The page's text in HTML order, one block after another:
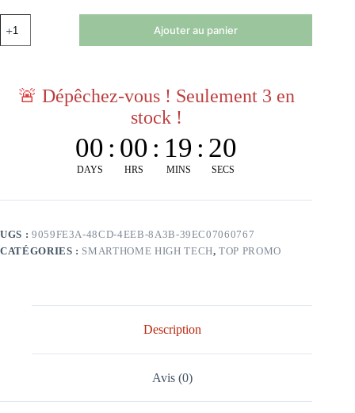
Ajouter au panier
🚨 Dépêchez-vous ! Seulement 3 en
stock !
00
DAYS
: 00
HRS
: 19
MINS
: 20
SECS
UGS : 9059FE3A-48CD-4EEB-8A3B-39EC07060767
CATÉGORIES : SMARTHOME HIGH TECH,TOP PROMO
Description
Avis (0)